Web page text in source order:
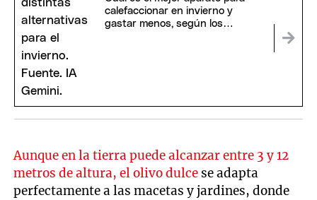
calefaccionar en invierno y
gastar menos, según los
Aunque en la tierra puede alcanzar entre 3 y 12
metros de altura, el olivo dulce se adapta
perfectamente a las macetas y jardines, donde